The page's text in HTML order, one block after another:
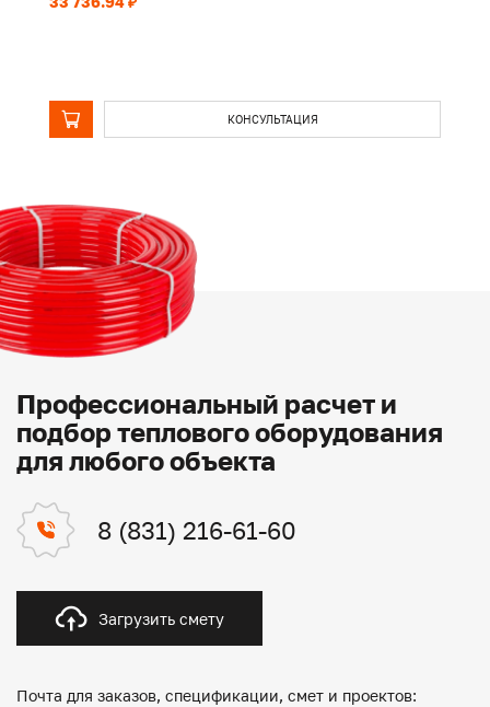
КОНСУЛЬТАЦИЯ
Профессиональный расчет и
подбор теплового оборудования
для любого объекта
8 (831) 216-61-60
Загрузить смету
Почта для заказов, спецификации, смет и проектов: